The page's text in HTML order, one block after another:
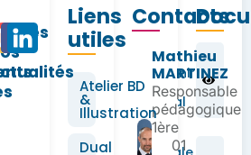
Actions
Infoavenir
Cycle
Terminal
Contacts
Mathieu
MARTINEZ
Responsable
pédagogique
1ère
01
Liens
utiles
Atelier BD
&
Illustration
Dual